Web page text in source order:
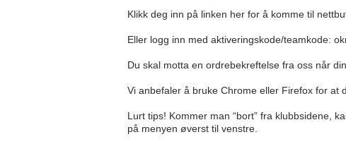
Klikk deg inn på linken her for å komme til
Eller logg inn med aktiveringskode/teamkode:
Du skal motta en ordrebekreftelse fra oss når
Vi anbefaler å bruke Chrome eller Firefox for at
Lurt tips! Kommer man “bort” fra klubbsidene,
på menyen øverst til venstre.